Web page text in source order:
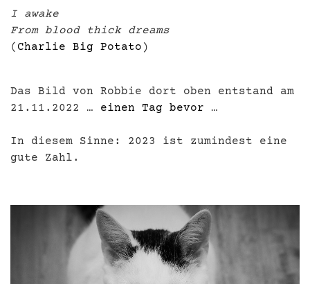
I awake
From blood thick dreams
( Charlie Big Potato )
Das Bild von Robbie dort oben entstand am
21.11.2022 … einen Tag bevor …
In diesem Sinne: 2023 ist zumindest eine
gute Zahl.